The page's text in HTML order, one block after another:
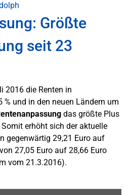
Größte
seit 23
2016 die Renten in
und in den neuen Ländern um
das größte Plus
Somit erhöht sich der aktuelle
gegenwärtig 29,21 Euro auf
27,05 Euro auf 28,66 Euro
vom 21.3.2016).